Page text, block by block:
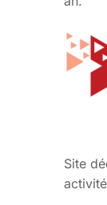
Site